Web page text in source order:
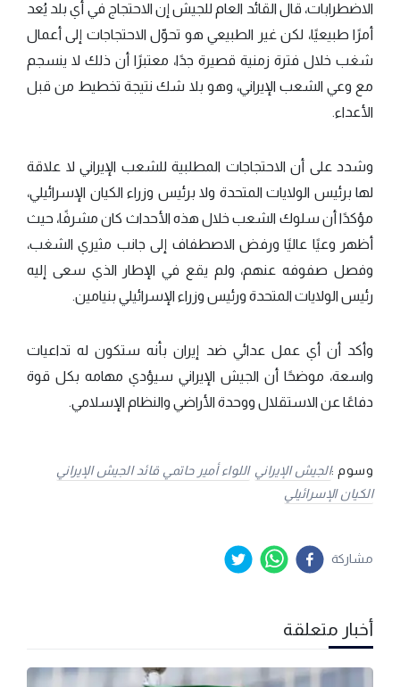
الاضطرابات، قال القائد العام للجيش إن الاحتجاج في أي بلد يُعد
أمرًا طبيعيًا، لكن غير الطبيعي هو تحوّل الاحتجاجات إلى أعمال
شغب خلال فترة زمنية قصيرة جدًا، معتبرًا أن ذلك لا ينسجم
مع وعي الشعب الإيراني، وهو بلا شك نتيجة تخطيط من قبل
الأعداء.
وشدد على أن الاحتجاجات المطلبية للشعب الإيراني لا علاقة
لها برئيس الولايات المتحدة ولا برئيس وزراء الكيان الإسرائيلي،
مؤكدًا أن سلوك الشعب خلال هذه الأحداث كان مشرفًا، حيث
أظهر وعيًا عاليًا ورفض الاصطفاف إلى جانب مثيري الشغب،
وفصل صفوفه عنهم، ولم يقع في الإطار الذي سعى إليه
رئيس الولايات المتحدة ورئيس وزراء الإسرائيلي بنيامين.
وأكد أن أي عمل عدائي ضد إيران بأنه ستكون له تداعيات
واسعة، موضحًا أن الجيش الإيراني سيؤدي مهامه بكل قوة
دفاعًا عن الاستقلال ووحدة الأراضي والنظام الإسلامي.
وسوم :الجيش الإيراني اللواء أمير حاتمي قائد الجيش الإيراني
الكيان الإسرائيلي
مشاركة
أخبار متعلقة